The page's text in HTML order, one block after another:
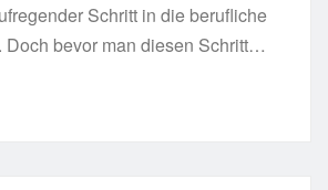
Schritt in die berufliche
Doch bevor man diesen Schritt…